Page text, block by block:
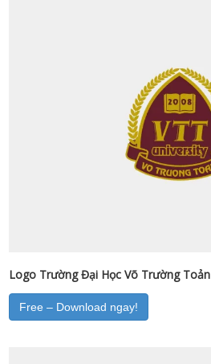
Logo Trường Đại Học Võ Trường Toản
Free – Download ngay!